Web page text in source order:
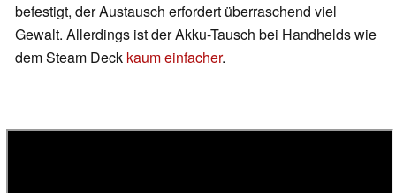
befestigt, der Austausch erfordert überraschend viel
Gewalt. Allerdings ist der Akku-Tausch bei Handhelds wie
dem Steam Deck kaum einfacher.